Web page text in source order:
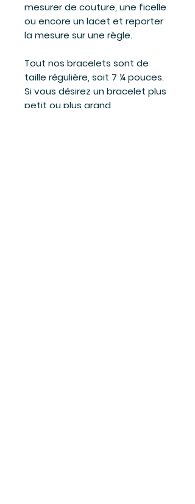
mesurer de couture, une ficelle
ou encore un lacet et reporter
la mesure sur une règle.
Tout nos bracelets sont de
taille régulière, soit 7 ¼ pouces.
Si vous désirez un bracelet plus
petit ou plus grand,